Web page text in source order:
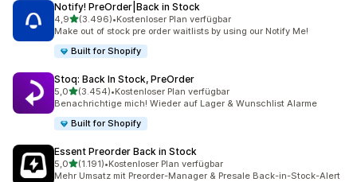
Notify! PreOrder|Back in Stock
4,9von 5 Sternen
(3.496)
3496 Rezensionen insgesamt
•Kostenloser Plan verfügbar
Make out of stock pre order waitlists by using our Notify Me!
Built for Shopify
Stoq: Back In Stock, PreOrder
5,0von 5 Sternen
(3.454)
3454 Rezensionen insgesamt
•Kostenloser Plan verfügbar
Benachrichtige mich! Wieder auf Lager & Wunschlist Alarme
Built for Shopify
Essent Preorder Back in Stock
5,0von 5 Sternen
(1.191)
1191 Rezensionen insgesamt
•Kostenloser Plan verfügbar
Mehr Umsatz mit Preorder-Manager & Presale Back-in-Stock-Alert